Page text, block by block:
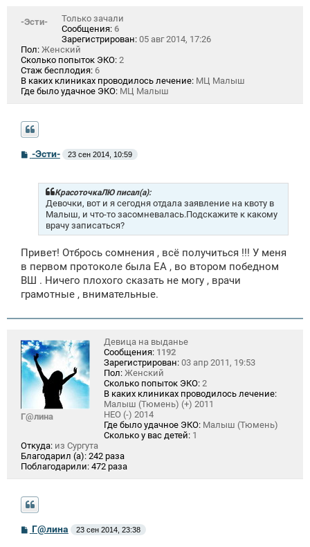
-Эсти-
Только зачали
Сообщения: 6
Зарегистрирован: 05 авг 2014, 17:26
Пол: Женский
Сколько попыток ЭКО: 2
Стаж бесплодия: 6
В каких клиниках проводилось лечение: МЦ Малыш
Где было удачное ЭКО: МЦ Малыш
С-Эсти- 23 сен 2014, 10:59
КрасоточкаЛЮ писал(а):
Девочки, вот и я сегодня отдала заявление на квоту в
Малыш, и что-то засомневалась.Подскажите к какому
врачу записаться?
Привет! Отбрось сомнения , всё получиться !!! У меня
в первом протоколе была ЕА , во втором победном
ВШ . Ничего плохого сказать не могу , врачи
грамотные , внимательные.
Г@лина
Девица на выданье
Сообщения: 1192
Зарегистрирован: 03 апр 2011, 19:53
Пол: Женский
Сколько попыток ЭКО: 2
В каких клиниках проводилось лечение:
Малыш (Тюмень) (+) 2011
НЕО (-) 2014
Где было удачное ЭКО: Малыш (Тюмень)
Сколько у вас детей: 1
Откуда: из Сургута
Благодарил (а): 242 раза
Поблагодарили: 472 раза
С
о
Г@лина 23 сен 2014, 23:38